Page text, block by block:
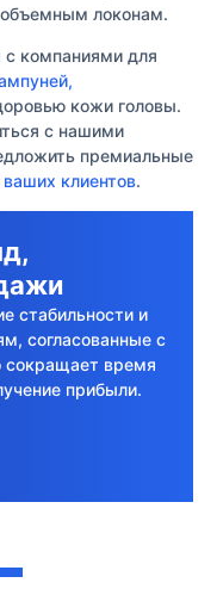
локонам.
компаниями для
кожи головы.
с нашими
премиальные
клиентов.
стабильности и
согласованные с
сокращает время
прибыли.